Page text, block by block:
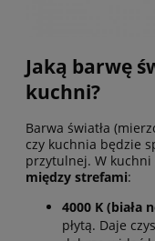
Jaką barwę
kuchni?
Barwa światła
czy kuchnia będzie
przytulnej. W
między strefami:
4000 K (biała
płytą. Daje